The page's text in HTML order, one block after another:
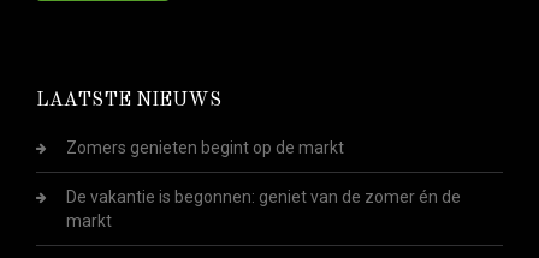
LAATSTE NIEUWS
Zomers genieten begint op de markt
De vakantie is begonnen: geniet van de zomer én de
markt